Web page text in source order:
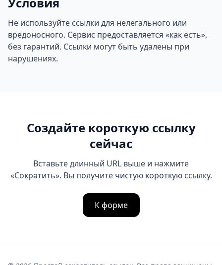
Не используйте ссылки для нелегального или
вредоносного. Сервис предоставляется «как есть»,
без гарантий. Ссылки могут быть удалены при
нарушениях.
Создайте короткую ссылку
сейчас
Вставьте длинный URL выше и нажмите
«Сократить». Вы получите чистую короткую ссылку.
К форме